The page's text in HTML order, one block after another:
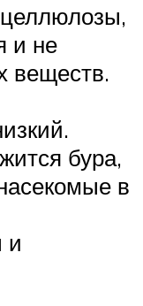
и не
веществ.
бура,
в
и